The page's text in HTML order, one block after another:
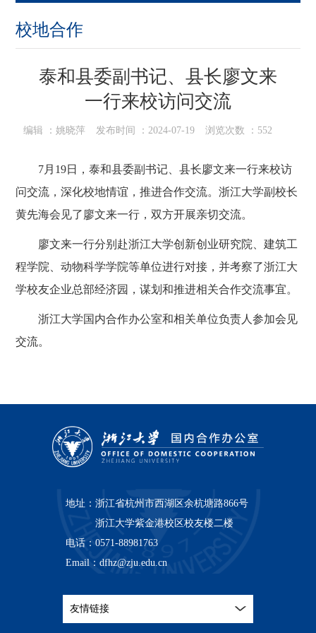
校地合作
泰和县委副书记、县长廖文来
一行来校访问交流
编辑 ： 姚晓萍 发布时间 ： 2024-07-19 浏览次数 ： 552
7月 19日，泰和县委副书记、县长廖文来一行来校访
问交流，深化校地情谊，推进合作交流。浙江大学副校长
黄先海会见了廖文来一行，双方开展亲切交流。
廖文来一行分别赴浙江大学创新创业研究院、建筑工
程学院、动物科学学院等单位进行对接，并考察了浙江大
学校友企业总部经济园，谋划和推进相关合作交流事宜。
浙江大学国内合作办公室和相关单位负责人参加会见
交流。
地址： 浙江省杭州市西湖区余杭塘路866号
浙江大学紫金港校区校友楼二楼
电话： 0571-88981763
Email： dfhz@zju.edu.cn
友情链接